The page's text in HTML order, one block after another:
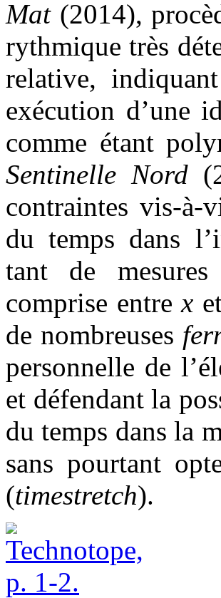
Mat(2014),
rythmique très
relative,
exécution d’une
comme étant
Sentinelle Nord
contraintes vis-à-
du temps dans
tant de mesures
comprise entrex
de nombreuses
personnelle de
et défendant la
du temps dans la
sans pourtant
(timestretch).